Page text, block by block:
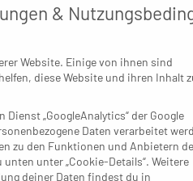
mehr herausarbeiten
den hart erkämpften Erfolg
dritten Rang hinter dem TV
Niederrhein (27:5).
8:5 (12.) erwischte Mutz‘
– und weiter als jene drei Tore
beiden Kontrahenten mehr
aus und übernahm beim 10:9
&
Website. Einige von ihnen sind
diese Website und ihren Inhalt
„GoogleAnalytics“ der Google
Daten verarbeitet
zu den Funktionen und Anbietern
unter „Cookie-Details“. Weitere
deiner Daten findest du in